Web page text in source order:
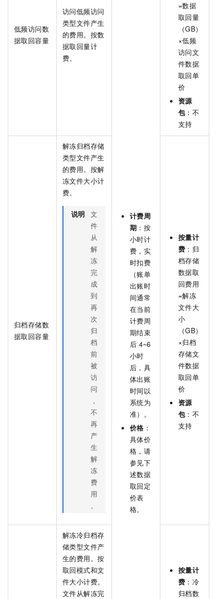
低频访问数
据取回容量
访问低频访问
类型文件产生
的费用。按数
据取回量计
费。
计费周
期 ： 按
小时计
费，实
时扣费
（账单
出账时
间通常
在当前
计费周
期结束
后 4~6
小时
后，具
体出账
时间以
系统为
准）。
价格 ：
具体价
格，请
参见下
述数据
取回定
价表
格。
=数据
取回量
（GB）
×低频
访问文
件数据
取回单
价
资源
包：不
支持
归档存储数
据取回容量
解冻归档存储
类型文件产生
的费用。按解
冻文件大小计
费。
说明 文
件
从
解
冻
完
成
到
再
次
归
档
前
被
访
问
，
不
再
产
生
解
冻
费
用
。
按量计
费 ：归
档存储
数据取
回费用
=解冻
文件大
小
（GB）
×归档
存储文
件数据
取回单
价
资源
包：不
支持
解冻冷归档存
储类型文件产
生的费用。按
取回模式和文
件大小计费。
文件从解冻完
按量计
费 ：冷
归档数